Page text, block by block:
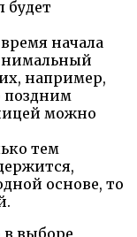
будет
начала
например,
поздним
можно
тем
основе, то